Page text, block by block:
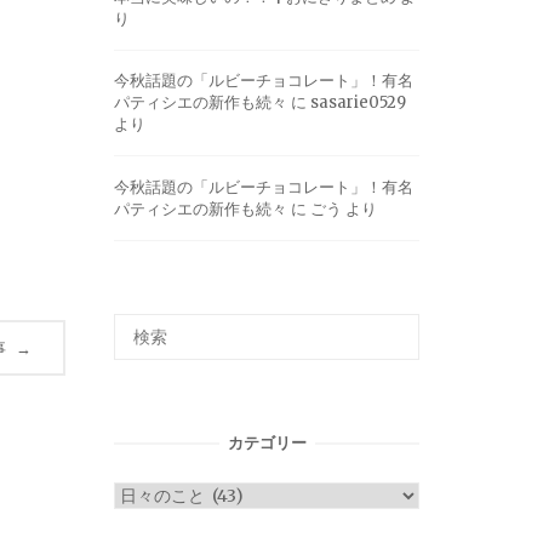
→
り
今秋話題の「ルビーチョコレート」！有名
パティシエの新作も続々 に sasarie0529
より
今秋話題の「ルビーチョコレート」！有名
パティシエの新作も続々 に ごう より
カテゴリー
カ